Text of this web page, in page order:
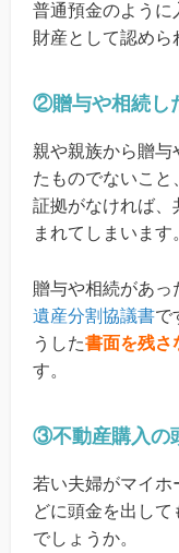
普通預金のように
財産として認めら
②贈与や相続し
親や親族から贈
たものでないこと
証拠がなければ、
まれてしまいます
贈与や相続があ
遺産分割協議書で
うした書面を残さ
す。
③不動産購入の
若い夫婦がマイホ
どに頭金を出し
でしょうか。